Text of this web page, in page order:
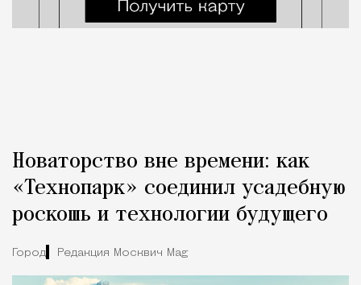
Новаторство вне времени: как
«Технопарк» соединил усадебную
роскошь и технологии будущего
Город Редакция Москвич Mag